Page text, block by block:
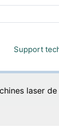
Support
laser